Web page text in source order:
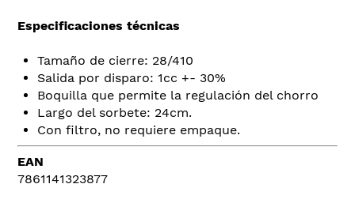
Especificaciones técnicas
Tamaño de cierre: 28/410
Salida por disparo: 1cc +- 30%
Boquilla que permite la regulación del chorro
Largo del sorbete: 24cm.
Con filtro, no requiere empaque.
EAN
7861141323877